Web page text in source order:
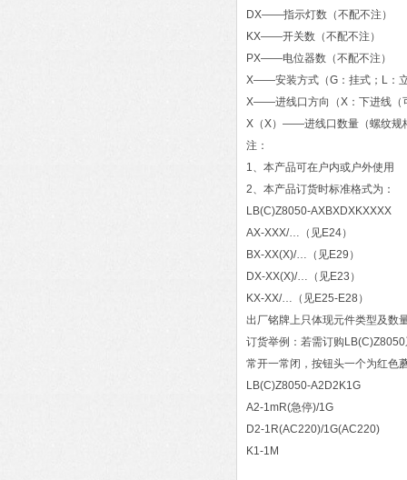
DX——指示灯数（不配不注）
KX——开关数（不配不注）
PX——电位器数（不配不注）
X——安装方式（G：挂式；L：
X——进线口方向（X：下进线（
X（X）——进线口数量（螺纹规
注：
1、本产品可在户内或户外使用
2、本产品订货时标准格式为：
LB(C)Z8050-AXBXDXKXXXX
AX-XXX/…（见E24）
BX-XX(X)/…（见E29）
DX-XX(X)/…（见E23）
KX-XX/…（见E25-E28）
出厂铭牌上只体现元件类型及数
订货举例：若需订购
常开一常闭，按钮头一个为红色
LB(C)Z8050-A2D2K1G
A2-1mR(急停)/1G
D2-1R(AC220)/1G(AC220)
K1-1M